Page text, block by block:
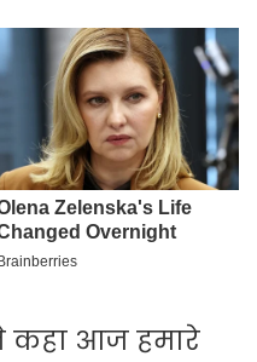
कहा आज हमारे